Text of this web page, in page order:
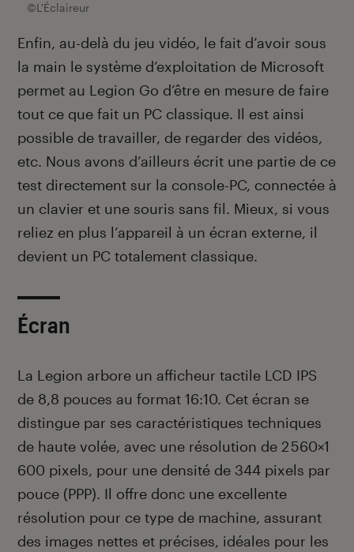
©L'Éclaireur
Enfin, au-delà du jeu vidéo, le fait d’avoir sous
la main le système d’exploitation de Microsoft
permet au Legion Go d’être en mesure de faire
tout ce que fait un PC classique. Il est ainsi
possible de travailler, de regarder des vidéos,
etc. Nous avons d’ailleurs écrit une partie de ce
test directement sur la console-PC, connectée à
un clavier et une souris sans fil. Mieux, si vous
reliez en plus l’appareil à un écran externe, il
devient un PC totalement classique.
Écran
La Legion arbore un afficheur tactile LCD IPS
de 8,8 pouces au format 16:10. Cet écran se
distingue par ses caractéristiques techniques
de haute volée, avec une résolution de 2 560×1
600 pixels, pour une densité de 344 pixels par
pouce (PPP). Il offre donc une excellente
résolution pour ce type de machine, assurant
des images nettes et précises, idéales pour les